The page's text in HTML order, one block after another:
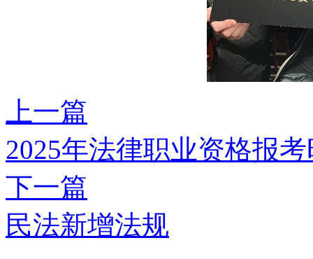
上一篇
2025年法律职业资格报
下一篇
民法新增法规